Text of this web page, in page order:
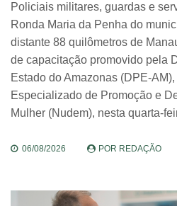
Policiais militares, guardas e
Ronda Maria da Penha do
distante 88 quilômetros de
de capacitação promovido pela
Estado do Amazonas (DPE-
Especializado de Promoção e
Mulher (Nudem), nesta quarta-
06/08/2026 POR REDAÇÃO